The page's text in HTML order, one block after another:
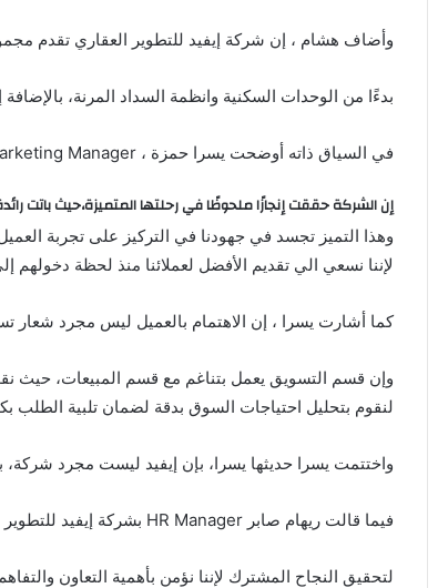
وأضاف هشام ، إن شركة إيفيد للتطوير العقاري تقدم
بدءًا من الوحدات السكنية وانظمة السداد المرنة،
في السياق ذاته أوضحت يسرا حمزة ، Marketing Manager بشركة إيفيد للتطوير العقاري ،
إن الشركة حققت إنجازًا ملحوظًا في رحلتها المتميزة،حيث باتت
وهذا التميز تجسد في جهودنا في التركيز على تجربة
لإننا نسعي الي تقديم الأفضل لعملائنا منذ لحظة دخولهم
كما أشارت يسرا ، إن الاهتمام بالعميل ليس مجرد شعار
وإن قسم التسويق يعمل بتناغم مع قسم المبيعات، حيث
لنقوم بتحليل احتياجات السوق بدقة لضمان تلبية الطلب
واختتمت يسرا حديثها يسرا، بإن إيفيد ليست مجرد شركة،
فيما قالت ريهام صابر HR Manager بشركة إيفيد للتطوير العقاري ، إن فريق العمل في إيفيد يعمل بجد واجتهاد
لتحقيق النجاح المشترك لإننا نؤمن بأهمية التعاون